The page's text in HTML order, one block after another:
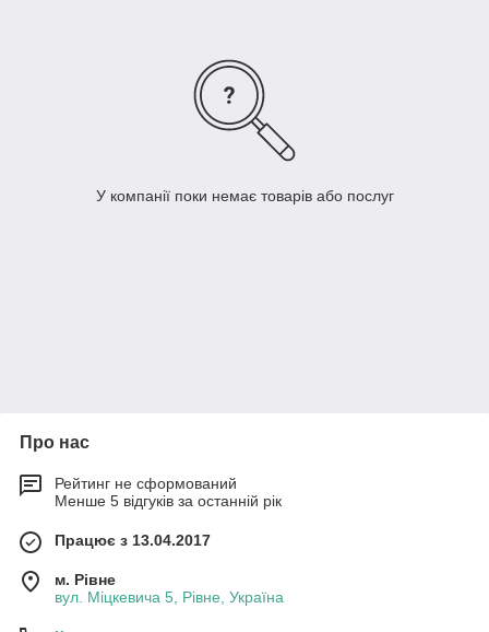
У компанії поки немає товарів або послуг
Про нас
Рейтинг не сформований
Менше 5 відгуків за останній рік
Працює з 13.04.2017
м. Рівне
вул. Міцкевича 5, Рівне, Україна